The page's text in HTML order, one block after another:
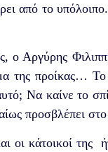
από το
ο Αργύρης
της προίκας…
Να καίνε το
προσβλέπει
κάτοικοί της